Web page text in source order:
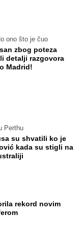
ono što je čuo
zbog poteza
detalji razgovora
Madrid!
Perthu
su shvatili ko je
kada su stigli na
rekord novim